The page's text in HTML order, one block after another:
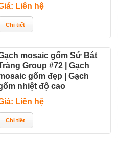
Liên hệ
mosaic gốm Sứ Bát
Group #72 | Gạch
gốm đẹp | Gạch
nhiệt độ cao
Liên hệ